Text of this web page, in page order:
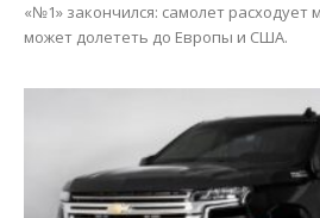
«№1» закончился: самолет расходует
может долететь до Европы и США.